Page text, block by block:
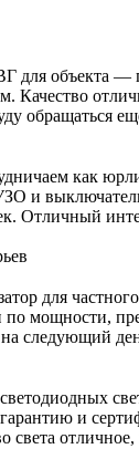
для объекта —
Качество
обращаться
как
и
Отличный
для
по мощности,
следующий
и
света